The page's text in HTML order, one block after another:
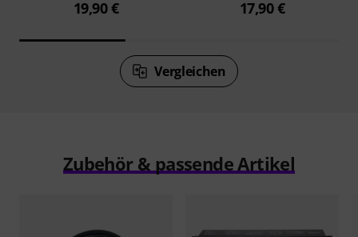
19,90 € 17,90 €
Vergleichen
Zubehör & passende Artikel